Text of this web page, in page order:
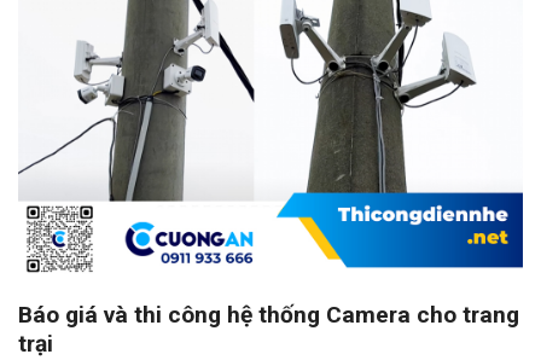
Báo giá và thi công hệ thống Camera cho trang
trại